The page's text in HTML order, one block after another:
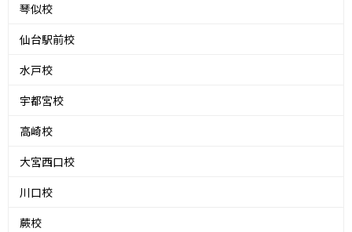
琴似校
仙台駅前校
水戸校
宇都宮校
高崎校
大宮西口校
川口校
蕨校